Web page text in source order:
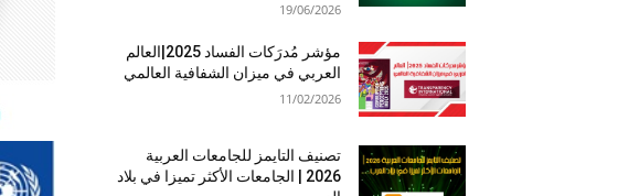
19/06/2026
مؤشر مُدرَكات الفساد 2025|العالم
العربي في ميزان الشفافية العالمي
11/02/2026
تصنيف التايمز للجامعات العربية
2026 | الجامعات الأكثر تميزا في بلاد